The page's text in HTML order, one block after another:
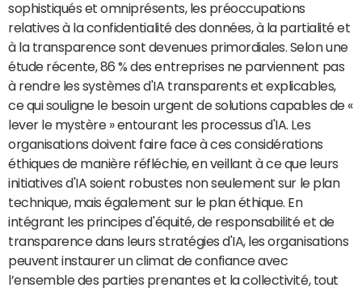
sophistiqués et omniprésents, les préoccupations
relatives à la confidentialité des données, à la partialité et
à la transparence sont devenues primordiales. Selon une
étude récente, 86 % des entreprises ne parviennent pas
à rendre les systèmes d'IA transparents et explicables,
ce qui souligne le besoin urgent de solutions capables de «
lever le mystère » entourant les processus d'IA. Les
organisations doivent faire face à ces considérations
éthiques de manière réfléchie, en veillant à ce que leurs
initiatives d'IA soient robustes non seulement sur le plan
technique, mais également sur le plan éthique. En
intégrant les principes d'équité, de responsabilité et de
transparence dans leurs stratégies d'IA, les organisations
peuvent instaurer un climat de confiance avec
l’ensemble des parties prenantes et la collectivité, tout